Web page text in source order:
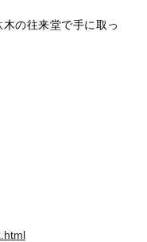
の往来堂で手に取っ